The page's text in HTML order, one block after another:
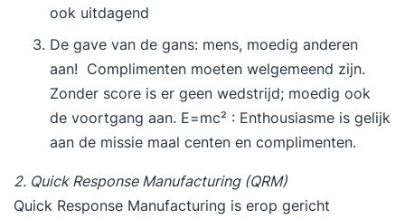
ook uitdagend
De gave van de gans: mens, moedig anderen
aan! Complimenten moeten welgemeend zijn.
Zonder score is er geen wedstrijd; moedig ook
de voortgang aan. E=mc² : Enthousiasme is gelijk
aan de missie maal centen en complimenten.
2. Quick Response Manufacturing (QRM)
Quick Response Manufacturing is erop gericht